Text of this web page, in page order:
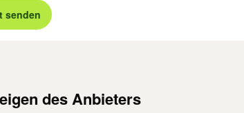
senden
des Anbieters